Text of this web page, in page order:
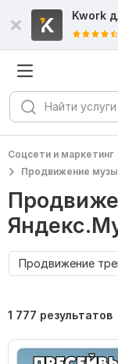
Kwork
Соцсети и маркетинг
Продвижение
Продвижение
1 777 результатов